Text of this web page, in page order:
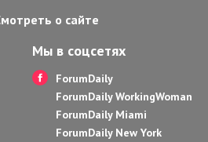
о сайте
Мы в соцсетях
ForumDaily
ForumDaily WorkingWoman
ForumDaily Miami
ForumDaily New York